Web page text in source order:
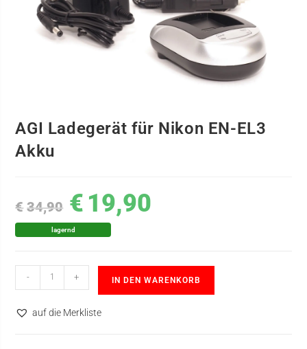
AGI Ladegerät für Nikon EN-EL3
Akku
€ 34,90 € 19,90
lagernd
- + IN DEN WARENKORB
auf die Merkliste